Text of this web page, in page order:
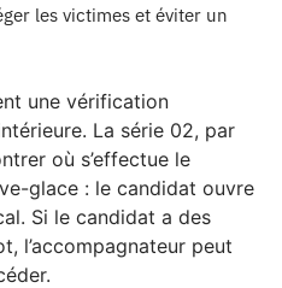
les victimes et éviter un
une vérification
La série 02, par
où s’effectue le
glace : le candidat ouvre
Si le candidat a des
l’accompagnateur peut